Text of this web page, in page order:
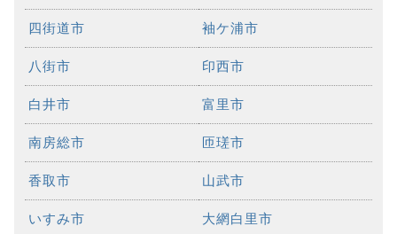
四街道市 袖ケ浦市
八街市 印西市
白井市 富里市
南房総市 匝瑳市
香取市 山武市
いすみ市 大網白里市